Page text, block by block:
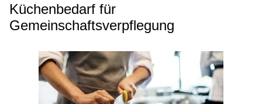
Küchenbedarf für
Gemeinschaftsverpflegung